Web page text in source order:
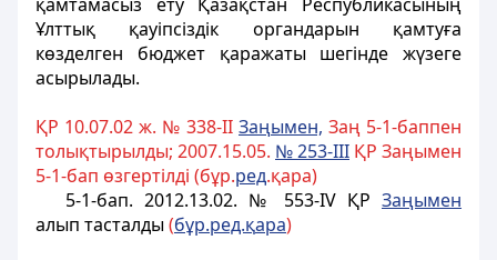
Ұлттық қауiпсiздiк органдарын қамтуға
көзделген бюджет қаражаты шегiнде жүзеге
асырылады.
ҚР 10.07.02 ж. № 338-II Заңымен, Заң 5-1-баппен
толықтырылды; 2007.15.05. № 253-III ҚР Заңымен
5-1-бап өзгертілді (бұр.ред.қара)
5-1-бап. 2012.13.02. № 553-IV ҚРЗаңымен
алып тасталды(бұр.ред.қара)